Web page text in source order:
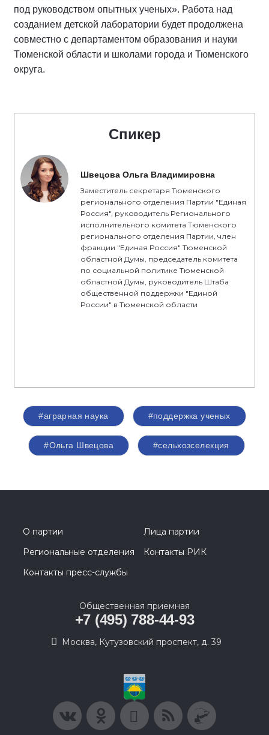
под руководством опытных ученых». Работа над
созданием детской лаборатории будет продолжена
совместно с департаментом образования и науки
Тюменской области и школами города и Тюменского
округа.
Спикер
Швецова Ольга Владимировна
Заместитель секретаря Тюменского
регионального отделения Партии "Единая
Россия", руководитель Регионального
исполнительного комитета Тюменского
регионального отделения Партии, член
фракции "Единая Россия" Тюменской
областной Думы, председатель комитета
по социальной политике Тюменской
областной Думы, руководитель Штаба
общественной поддержки "Единой
России" в Тюменской области
#аграрная наука #поддержка ученых
#Ольга Швецова #сельхозселекция
О партии
Лица партии
Региональные отделения
Контакты РИК
Контакты пресс-службы
Общественная приемная
+7 (495) 788-44-93
Москва, Кутузовский проспект, д. 39